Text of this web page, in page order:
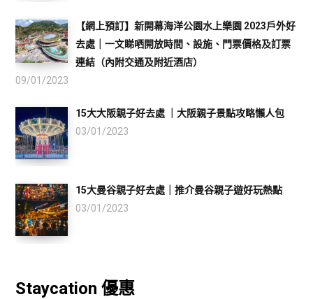
【網上預訂】新開幕海洋公園水上樂園 2023戶外好
去處｜一文睇哂開放時間、設施、門票價格及訂票
連結（內附交通及附近酒店）
09/01/2023
15大大阪親子好去處 ｜大阪親子景點攻略懶人包
03/01/2023
15大曼谷親子好去處｜推介曼谷親子遊好玩熱點
03/01/2023
Staycation 優惠